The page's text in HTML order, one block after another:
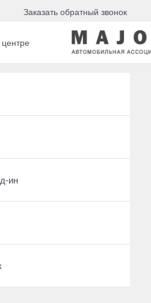
Заказать обратный звонок
кредиту
ин
ин
ин